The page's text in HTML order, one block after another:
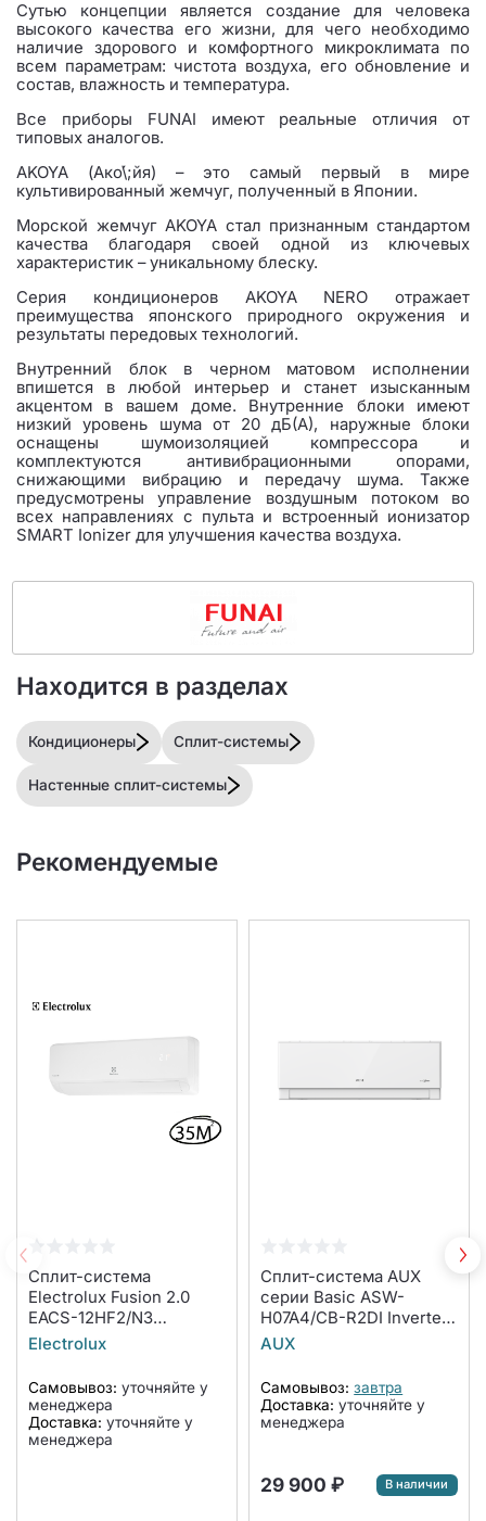
Сутью концепции является создание для человека
высокого качества его жизни, для чего необходимо
наличие здорового и комфортного микроклимата по
всем параметрам: чистота воздуха, его обновление и
состав, влажность и температура.
Все приборы FUNAI имеют реальные отличия от
типовых аналогов.
AKOYA (Ако́\;йя) – это самый первый в мире
культивированный жемчуг, полученный в Японии.
Морской жемчуг AKOYA стал признанным стандартом
качества благодаря своей одной из ключевых
характеристик – уникальному блеску.
Серия кондиционеров AKOYA NERO отражает
преимущества японского природного окружения и
результаты передовых технологий.
Внутренний блок в черном матовом исполнении
впишется в любой интерьер и станет изысканным
акцентом в вашем доме. Внутренние блоки имеют
низкий уровень шума от 20 дБ(А), наружные блоки
оснащены шумоизоляцией компрессора и
комплектуются антивибрационными опорами,
снижающими вибрацию и передачу шума. Также
предусмотрены управление воздушным потоком во
всех направлениях с пульта и встроенный ионизатор
SMART Ionizer для улучшения качества воздуха.
Находится в разделах
Кондиционеры Сплит-системы
Настенные сплит-системы
Рекомендуемые
Сплит-система
Electrolux Fusion 2.0
EACS-12HF2/N3
комплект
Electrolux
Самовывоз: уточняйте у
менеджера
Доставка: уточняйте у
менеджера
Сплит-система AUX
серии Basic ASW-
H07A4/СB-R2DI Inverter
комплект
AUX
Самовывоз: завтра
Доставка: уточняйте у
менеджера
29 900 ₽ В наличии